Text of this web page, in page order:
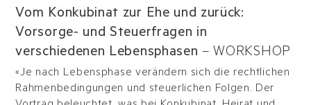
Vom Konkubinat zur Ehe und zurück:
Vorsorge- und Steuerfragen in
verschiedenen Lebensphasen – WORKSHOP
«Je nach Lebensphase verändern sich die rechtlichen
Rahmenbedingungen und steuerlichen Folgen. Der